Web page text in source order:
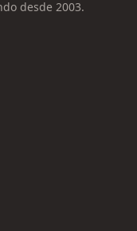
desde 2003.